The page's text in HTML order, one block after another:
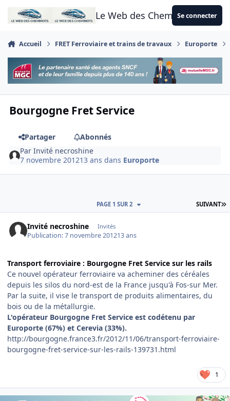
Aller au contenu
Le Web des CheminotsSe connecter
Accueil FRET Ferroviaire et trains de travaux Europorte
Bourgogne Fret Service
Partager
Abonnés
ParInvité necroshine
7 novembre 201213 ans dans Europorte
SUIVANT
PAGE 1 SUR 2
Invité necroshine Invités
Publication:7 novembre 201213 ans
Transport ferroviaire : Bourgogne Fret Service sur les rails
Ce nouvel opérateur ferroviaire va acheminer des céréales
depuis les silos du nord-est de la France jusqu'à Fos-sur Mer.
Par la suite, il vise le transport de produits alimentaires, du
bois ou de la métallurgie.
L'opérateur Bourgogne Fret Service est codétenu par
Europorte (67%) et Cerevia (33%).
http://bourgogne.france3.fr/2012/11/06/transport-ferroviaire-
bourgogne-fret-service-sur-les-rails-139731.html
1